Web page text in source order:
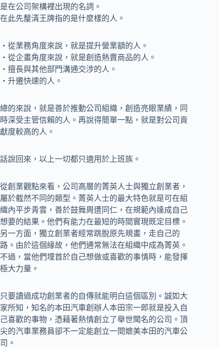
是在公司架構裡出現的名詞。
在此先釐清王牌指的是什麼樣的人。
‧從業務角度來說，就是提升營業額的人。
‧從企畫角度來說，就是創造熱賣商品的人。
‧擅長與其他部門溝通交涉的人。
‧升遷快速的人。
總的來說，就是善於推動公司組織，創造亮眼業績，同
時深受主管信賴的人。再說得簡單一點，就是對公司貢
獻度較高的人。
話說回來，以上一切都只適用於上班族。
從創業觀點來看，公司高層的菁英人士與獨立創業者，
屬於截然不同的類型。菁英人士的最大特色就是可在組
織內平步青雲，善於鼓舞周遭同仁，在規範內達成自己
想要的結果。他們有能力在最短的時間實現既定目標。
另一方面，獨立創業者經常跳脫原先規畫，走自己的
路。由於這個緣故，他們通常無法在組織中成為菁英。
不過，當他們埋首於自己想做或喜歡的事情時，能發揮
極大力量。
只要讀過成功創業者的自傳就能明白這個區別。誠如大
家所知，知名的本田汽車創辦人本田宗一郎就是投入自
己喜歡的事物，憑藉著熱情創立了舉世聞名的公司。頂
尖的汽車業務員卻不一定能創立一間媲美本田的汽車公
司。